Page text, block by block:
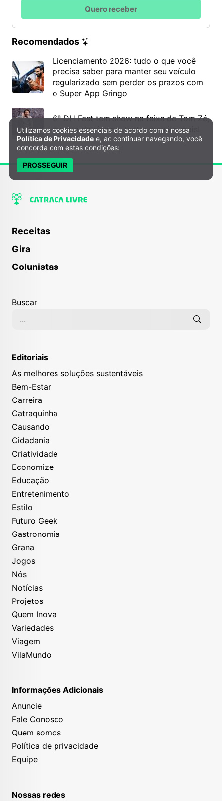
Quero receber
Recomendados
Licenciamento 2026: tudo o que você
precisa saber para manter seu veículo
regularizado sem perder os prazos com
o Super App Gringo
6º DH Fest tem show na faixa de Tom Zé,
mostra de cinema, teatro e muito mais!
Receitas
Gira
Colunistas
Buscar
Editoriais
As melhores soluções sustentáveis
Bem-Estar
Carreira
Catraquinha
Causando
Cidadania
Criatividade
Economize
Educação
Entretenimento
Estilo
Futuro Geek
Gastronomia
Grana
Jogos
Nós
Notícias
Projetos
Quem Inova
Variedades
Viagem
VilaMundo
Informações Adicionais
Anuncie
Fale Conosco
Quem somos
Política de privacidade
Equipe
Nossas redes
Política de Privacidade e Cookies
Utilizamos cookies essenciais de acordo com a nossa
Política de Privacidade e, ao continuar navegando, você
concorda com estas condições:
PROSSEGUIR